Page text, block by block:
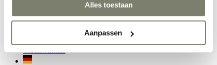
Alles toestaan
Aanpassen
Interieuradvies